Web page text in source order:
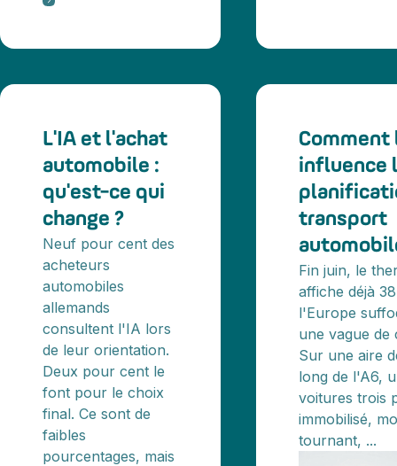
L'IA et l'achat
automobile :
qu'est-ce qui
change ?
Neuf pour cent des
acheteurs
automobiles
allemands
consultent l'IA lors
de leur orientation.
Deux pour cent le
font pour le choix
final. Ce sont de
faibles
pourcentages, mais
Comment
influence
transport
Fin juin, le
affiche déjà
l'Europe
une vague de
Sur une aire
long de l'A6,
voitures trois
immobilisé,
tournant, ...